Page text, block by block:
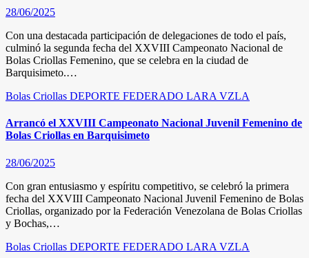
28/06/2025
Con una destacada participación de delegaciones de todo el país,
culminó la segunda fecha del XXVIII Campeonato Nacional de
Bolas Criollas Femenino, que se celebra en la ciudad de
Barquisimeto.…
Bolas Criollas DEPORTE FEDERADO LARA VZLA
Arrancó el XXVIII Campeonato Nacional Juvenil Femenino de
Bolas Criollas en Barquisimeto
28/06/2025
Con gran entusiasmo y espíritu competitivo, se celebró la primera
fecha del XXVIII Campeonato Nacional Juvenil Femenino de Bolas
Criollas, organizado por la Federación Venezolana de Bolas Criollas
y Bochas,…
Bolas Criollas DEPORTE FEDERADO LARA VZLA